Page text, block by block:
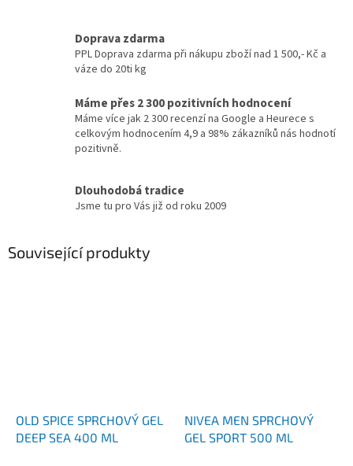
Doprava zdarma
PPL Doprava zdarma při nákupu zboží nad 1 500,- Kč a
váze do 20ti kg
Máme přes 2 300 pozitivních hodnocení
Máme více jak 2 300 recenzí na Google a Heurece s
celkovým hodnocením 4,9 a 98% zákazníků nás hodnotí
pozitivně.
Dlouhodobá tradice
Jsme tu pro Vás již od roku 2009
Související produkty
OLD SPICE SPRCHOVÝ GEL
DEEP SEA 400 ML
NIVEA MEN SPRCHOVÝ
GEL SPORT 500 ML